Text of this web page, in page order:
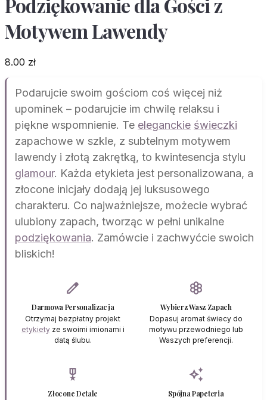
Motywem Lawendy
8.00 zł
Podarujcie swoim gościom coś więcej niż
upominek – podarujcie im chwilę relaksu i
piękne wspomnienie. Te eleganckie świeczki
zapachowe w szkle, z subtelnym motywem
lawendy i złotą zakrętką, to kwintesencja stylu
glamour. Każda etykieta jest personalizowana, a
złocone inicjały dodają jej luksusowego
charakteru. Co najważniejsze, możecie wybrać
ulubiony zapach, tworząc w pełni unikalne
podziękowania. Zamówcie i zachwyćcie swoich
bliskich!
edit
Darmowa Personalizacja
Otrzymaj bezpłatny projekt
etykietyze swoimi imionami i
datą ślubu.
filter_vintage
Wybierz Wasz Zapach
Dopasuj aromat świecy do
motywu przewodniego lub
Waszych preferencji.
military_tech
Złocone Detale
auto_awesome
Spójna Papeteria